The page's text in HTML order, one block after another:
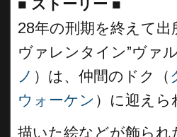
■ ストーリー ■
28年の刑期を終えて
ヴァレンタイン”ヴァル
ノ ）は、仲間のドク（
ウォーケン ）に迎えら
描いた絵などが飾られ